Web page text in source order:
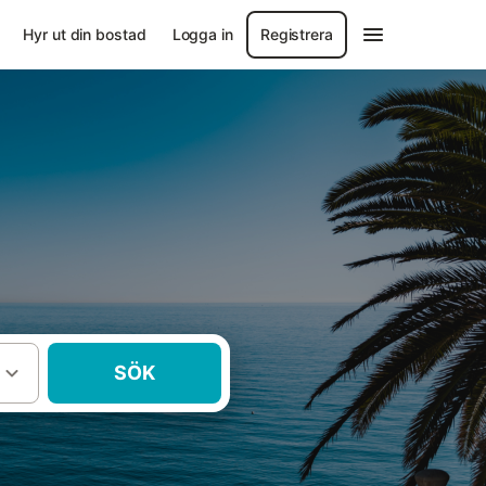
Hyr ut din bostad Logga in Registrera
SÖK